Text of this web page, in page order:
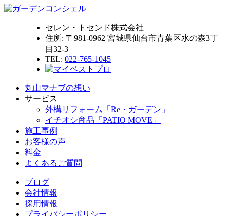
セレン・トセンド株式会社
住所: 〒981-0962 宮城県仙台市青葉区水の森3丁
目32-3
TEL: 022-765-1045
丸山マナブの想い
サービス
外構リフォーム「Re・ガーデン」
イチオシ商品「PATIO MOVE」
施工事例
お客様の声
料金
よくあるご質問
ブログ
会社情報
採用情報
プライバシーポリシー